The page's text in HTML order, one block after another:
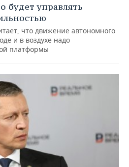
будет управлять
что движение автономного
и в воздухе надо
платформы